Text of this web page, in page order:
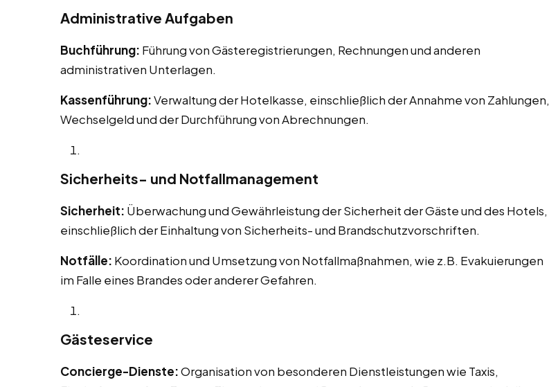
Administrative Aufgaben
Buchführung: Führung von Gästeregistrierungen, Rechnungen und anderen
administrativen Unterlagen.
Kassenführung:Verwaltung der Hotelkasse, einschließlich der Annahme von Zahlungen,
Wechselgeld und der Durchführung von Abrechnungen.
Sicherheits- und Notfallmanagement
Sicherheit: Überwachung und Gewährleistung der Sicherheit der Gäste und des Hotels,
einschließlich der Einhaltung von Sicherheits- und Brandschutzvorschriften.
Notfälle: Koordination und Umsetzung von Notfallmaßnahmen, wie z.B. Evakuierungen
im Falle eines Brandes oder anderer Gefahren.
Gästeservice
Concierge-Dienste:Organisation von besonderen Dienstleistungen wie Taxis,